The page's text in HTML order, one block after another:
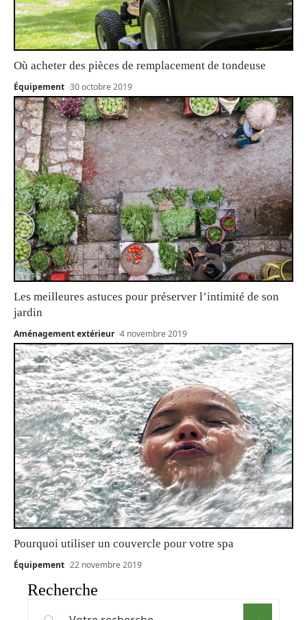
Où acheter des pièces de remplacement de tondeuse
Équipement 30 octobre 2019
Les meilleures astuces pour préserver l’intimité de son
jardin
Aménagement extérieur 4 novembre 2019
Pourquoi utiliser un couvercle pour votre spa
Équipement 22 novembre 2019
Recherche